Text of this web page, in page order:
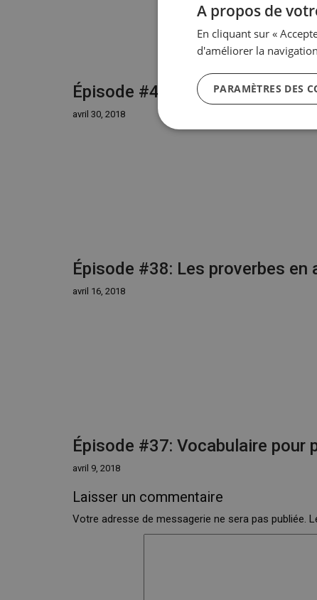
Épisode #40: Le futur parfait
avril 30, 2018
Épisode #38: Les proverbes en
avril 16, 2018
Épisode #37: Vocabulaire pour
avril 9, 2018
Laisser un commentaire
Votre adresse de messagerie ne sera pas publiée.
A propos de
En cliquant sur «
d'améliorer la
PARAMÈTRES DES